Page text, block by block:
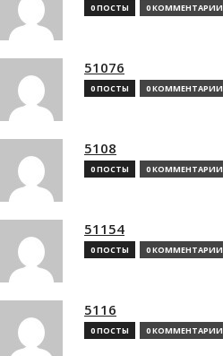
0 ПОСТЫ 0 КОММЕНТАРИИ
51076
0 ПОСТЫ 0 КОММЕНТАРИИ
5108
0 ПОСТЫ 0 КОММЕНТАРИИ
51154
0 ПОСТЫ 0 КОММЕНТАРИИ
5116
0 ПОСТЫ 0 КОММЕНТАРИИ